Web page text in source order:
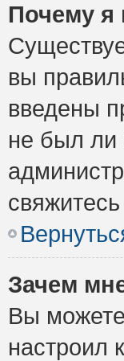
Почему я
вы
введены
не был ли
Зачем
Вы можете
настроил